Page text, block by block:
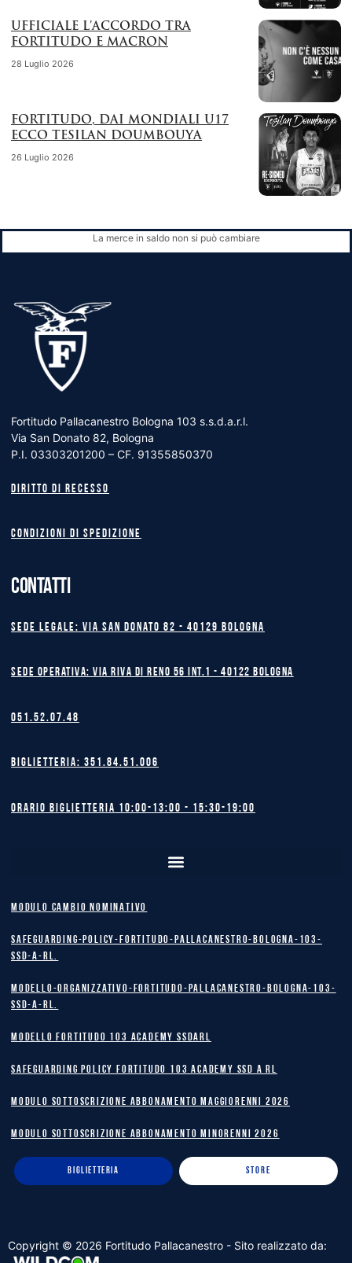
UFFICIALE L’ACCORDO TRA
FORTITUDO E MACRON
28 Luglio 2026
FORTITUDO, DAI MONDIALI U17
ECCO TESILAN DOUMBOUYA
26 Luglio 2026
La merce in saldo non si può cambiare
Fortitudo Pallacanestro Bologna 103 s.s.d.a.r.l.
Via San Donato 82, Bologna
P.I. 03303201200 – CF. 91355850370
Diritto di recesso
Condizioni di spedizione
CONTATTI
Sede legale: Via San Donato 82 - 40129 BOLOGNA
Sede operativa: Via Riva di Reno 56 int.1 - 40122 BOLOGNA
051.52.07.48
Biglietteria: 351.84.51.006
Orario biglietteria 10:00-13:00 - 15:30-19:00
MODULO CAMBIO NOMINATIVO
safeguarding-policy-Fortitudo-Pallacanestro-Bologna-103-
SSD-A-RL.
Modello-Organizzativo-Fortitudo-Pallacanestro-Bologna-103-
SSD-A-RL.
MODELLO FORTITUDO 103 ACADEMY SSDARL
safeguarding policy Fortitudo 103 Academy SSD A RL
MODULO SOTTOSCRIZIONE ABBONAMENTO MAGGIORENNI 2026
MODULO SOTTOSCRIZIONE ABBONAMENTO MINORENNI 2026
BIGLIETTERIA STORE
Copyright © 2026 Fortitudo Pallacanestro - Sito realizzato da: